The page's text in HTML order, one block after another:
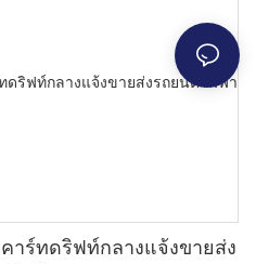
าร์ทดริฟท์กลางแจ้งขายส่ง